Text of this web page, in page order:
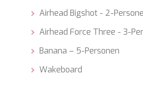
Airhead Bigshot - 2-
Airhead Force Three - 3-
Banana – 5-Personen
Wakeboard